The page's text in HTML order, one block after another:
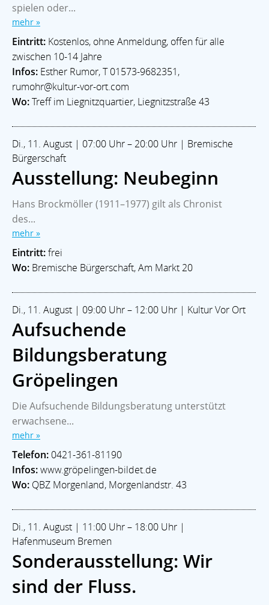
spielen oder...
mehr »
Eintritt: Kostenlos, ohne Anmeldung, offen für alle
zwischen 10-14 Jahre
Infos: Esther Rumor, T 01573-9682351,
rumohr@kultur-vor-ort.com
Wo:Treff im Liegnitzquartier, Liegnitzstraße 43
Di., 11. August | 07:00 Uhr – 20:00 Uhr | Bremische
Bürgerschaft
Ausstellung: Neubeginn
Hans Brockmöller (1911–1977) gilt als Chronist
des...
mehr »
Eintritt:frei
Wo: Bremische Bürgerschaft, Am Markt 20
Di., 11. August | 09:00 Uhr – 12:00 Uhr | Kultur Vor Ort
Aufsuchende
Bildungsberatung
Gröpelingen
Die Aufsuchende Bildungsberatung unterstützt
erwachsene...
mehr »
Telefon: 0421-361-81190
Infos:www.gröpelingen-bildet.de
Wo: QBZ Morgenland, Morgenlandstr. 43
Di., 11. August | 11:00 Uhr – 18:00 Uhr |
Hafenmuseum Bremen
Sonderausstellung: Wir
sind der Fluss.